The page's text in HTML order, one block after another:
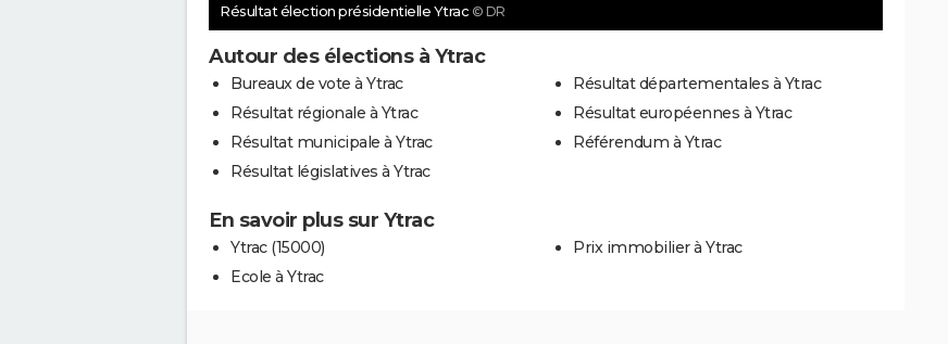
Résultat élection présidentielle Ytrac © DR
Autour des élections à Ytrac
Bureaux de vote à Ytrac
Résultat régionale à Ytrac
Résultat municipale à Ytrac
Résultat législatives à Ytrac
Résultat départementales à Ytrac
Résultat européennes à Ytrac
Référendum à Ytrac
En savoir plus sur Ytrac
Ytrac (15000)
Ecole à Ytrac
Prix immobilier à Ytrac